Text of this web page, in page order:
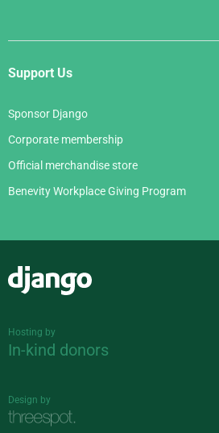
Support Us
Sponsor Django
Corporate membership
Official merchandise store
Benevity Workplace Giving Program
Hosting by
In-kind donors
Design by